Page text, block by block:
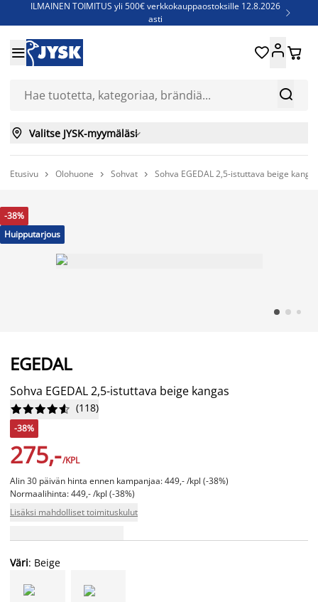
ILMAINEN TOIMITUS yli 500€ verkkokauppaostoksille 12.8.2026
asti

Jenkkisänkyjä - Säästä jopa 60%


 
 Valitse JYSK-myymäläsi
Etusivu  Olohuone  Sohvat  Sohva EGEDAL 2,5-istuttava beige
-38%
Huipputarjous
EGEDAL
Sohva EGEDAL 2,5-istuttava beige kangas





 (118)
-38%
275,-/KPL
Alin 30 päivän hinta ennen kampanjaa: 449,- /kpl (-38%)
Normaalihinta: 449,- /kpl (-38%)
Lisäksi mahdolliset toimituskulut
Väri: Beige